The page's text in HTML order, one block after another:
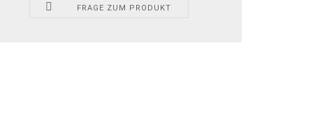
FRAGE ZUM PRODUKT